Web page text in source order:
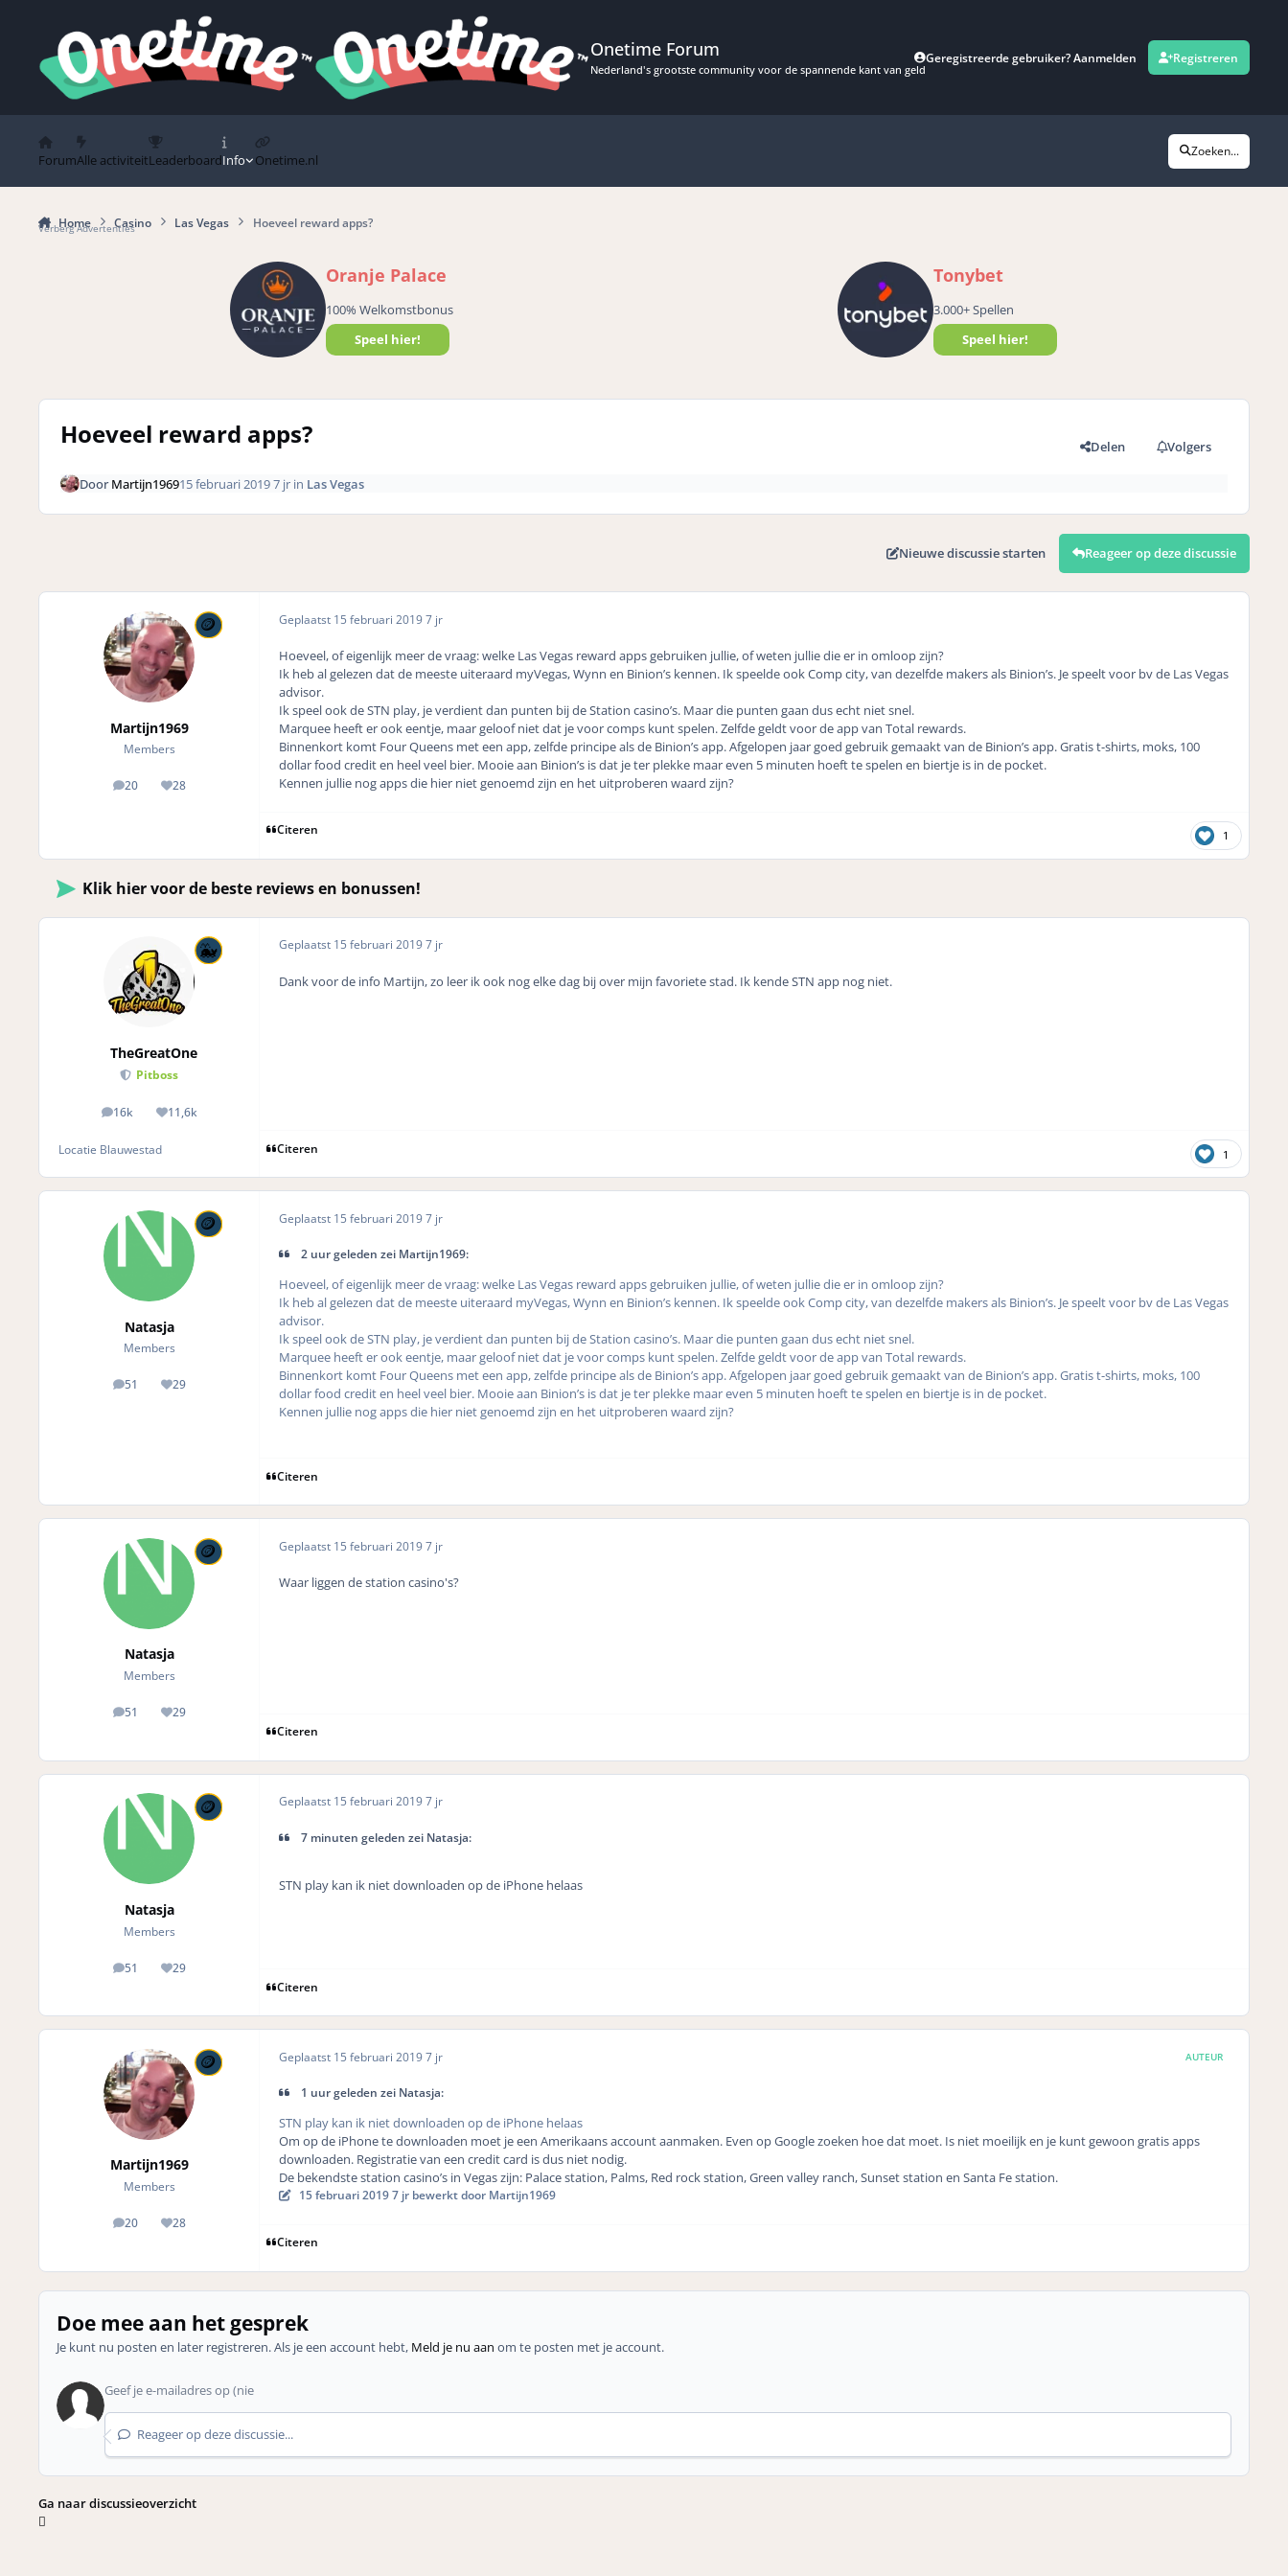
Onetime Forum
Nederland's grootste community voor de spannende kant van geld
Geregistreerde gebruiker? Aanmelden Registreren
ForumAlle activiteitLeaderboardInfo Onetime.nl
Zoeken...
Home Casino Las Vegas Hoeveel reward apps?
Verberg Advertenties
Oranje Palace
100% Welkomstbonus
Speel hier!
Tonybet
3.000+ Spellen
Speel hier!
Hoeveel reward apps? Delen Volgers
DoorMartijn196915 februari 20197 jrin Las Vegas
Nieuwe discussie starten Reageer op deze discussie
Martijn1969
Members
20
posts 28
Reputation
Geplaatst 15 februari 20197 jr
Hoeveel, of eigenlijk meer de vraag: welke Las Vegas reward apps gebruiken jullie, of weten jullie die er in omloop zijn?
Ik heb al gelezen dat de meeste uiteraard myVegas, Wynn en Binion’s kennen. Ik speelde ook Comp city, van dezelfde makers als Binion’s. Je speelt voor bv de Las Vegas
advisor.
Ik speel ook de STN play, je verdient dan punten bij de Station casino’s. Maar die punten gaan dus echt niet snel.
Marquee heeft er ook eentje, maar geloof niet dat je voor comps kunt spelen. Zelfde geldt voor de app van Total rewards.
Binnenkort komt Four Queens met een app, zelfde principe als de Binion’s app. Afgelopen jaar goed gebruik gemaakt van de Binion’s app. Gratis t-shirts, moks, 100
dollar food credit en heel veel bier. Mooie aan Binion’s is dat je ter plekke maar even 5 minuten hoeft te spelen en biertje is in de pocket.
Kennen jullie nog apps die hier niet genoemd zijn en het uitproberen waard zijn?
Citeren 1
Klik hier voor de beste reviews en bonussen!
TheGreatOne
Pitboss
16k
posts 11,6k
Reputation
Locatie Blauwestad
Geplaatst 15 februari 20197 jr
Dank voor de info Martijn, zo leer ik ook nog elke dag bij over mijn favoriete stad. Ik kende STN app nog niet.
Citeren 1
Natasja
Members
51
posts 29
Reputation
Geplaatst 15 februari 20197 jr
2 uur geleden zei Martijn1969:
Hoeveel, of eigenlijk meer de vraag: welke Las Vegas reward apps gebruiken jullie, of weten jullie die er in omloop zijn?
Ik heb al gelezen dat de meeste uiteraard myVegas, Wynn en Binion’s kennen. Ik speelde ook Comp city, van dezelfde makers als Binion’s. Je speelt voor bv de Las Vegas
advisor.
Ik speel ook de STN play, je verdient dan punten bij de Station casino’s. Maar die punten gaan dus echt niet snel.
Marquee heeft er ook eentje, maar geloof niet dat je voor comps kunt spelen. Zelfde geldt voor de app van Total rewards.
Binnenkort komt Four Queens met een app, zelfde principe als de Binion’s app. Afgelopen jaar goed gebruik gemaakt van de Binion’s app. Gratis t-shirts, moks, 100
dollar food credit en heel veel bier. Mooie aan Binion’s is dat je ter plekke maar even 5 minuten hoeft te spelen en biertje is in de pocket.
Kennen jullie nog apps die hier niet genoemd zijn en het uitproberen waard zijn?
Citeren
Natasja
Members
51
posts 29
Reputation
Geplaatst 15 februari 20197 jr
Waar liggen de station casino's?
Citeren
Natasja
Members
51
posts 29
Reputation
Geplaatst 15 februari 20197 jr
7 minuten geleden zei Natasja:
STN play kan ik niet downloaden op de iPhone helaas
Citeren
Martijn1969
Members
20
posts 28
Reputation
Geplaatst 15 februari 20197 jr AUTEUR
1 uur geleden zei Natasja:
STN play kan ik niet downloaden op de iPhone helaas
Om op de iPhone te downloaden moet je een Amerikaans account aanmaken. Even op Google zoeken hoe dat moet. Is niet moeilijk en je kunt gewoon gratis apps
downloaden. Registratie van een credit card is dus niet nodig.
De bekendste station casino’s in Vegas zijn: Palace station, Palms, Red rock station, Green valley ranch, Sunset station en Santa Fe station.
15 februari 20197 jrbewerkt door Martijn1969
Citeren
Doe mee aan het gesprek
Je kunt nu posten en later registreren. Als je een account hebt, Meld je nu aan om te posten met je account.
Reageer op deze discussie...
Ga naar discussieoverzicht